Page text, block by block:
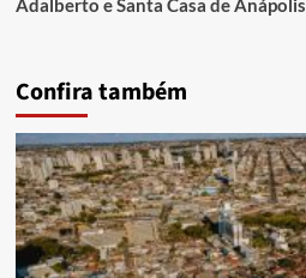
Adalberto e Santa Casa de Anápolis
Confira também